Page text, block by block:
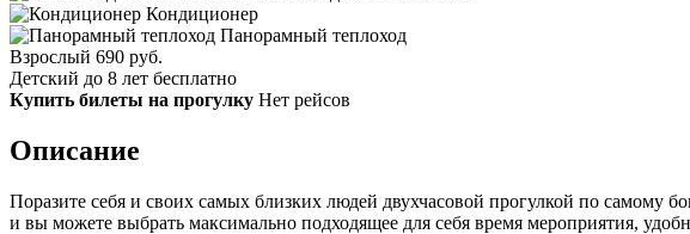
Кондиционер
Панорамный теплоход
Взрослый 690 руб.
Детский до 8 лет бесплатно
Купить билеты на прогулку Нет рейсов
Описание
Поразите себя и своих самых близких людей двухчасовой прогулкой по самому
и вы можете выбрать максимально подходящее для себя время мероприятия,